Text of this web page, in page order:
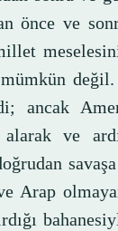
önce ve
mümkün
ancak
ve
Arap